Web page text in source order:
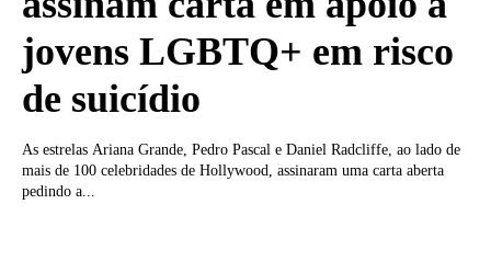
jovens LGBTQ+ em risco
de suicídio
As estrelas Ariana Grande, Pedro Pascal e Daniel Radcliffe, ao lado de
mais de 100 celebridades de Hollywood, assinaram uma carta aberta
pedindo a...